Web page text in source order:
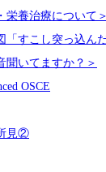
栄養治療について＞
すこし突っ込ん
聞いてますか？＞
OSCE
見②